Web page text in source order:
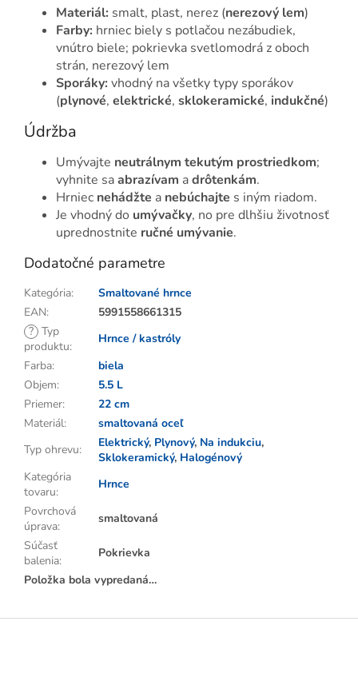
Materiál: smalt, plast, nerez (nerezový lem)
Farby: hrniec biely s potlačou nezábudiek,
vnútro biele; pokrievka svetlomodrá z oboch
strán, nerezový lem
Sporáky: vhodný na všetky typy sporákov
(plynové, elektrické, sklokeramické, indukčné)
Údržba
Umývajte neutrálnym tekutým prostriedkom;
vyhnite saabrazívam adrôtenkám.
Hrniec nehádžte a nebúchajte s iným riadom.
Je vhodný do umývačky, no pre dlhšiu životnosť
uprednostnite ručné umývanie.
Dodatočné parametre
Kategória:
Smaltované hrnce
EAN:
5991558661315
? Typ
produktu:
Hrnce / kastróly
Farba:
biela
Objem:
5.5 L
Priemer:
22 cm
Materiál:
smaltovaná oceľ
Typ ohrevu: Elektrický, Plynový, Na indukciu,
Sklokeramický, Halogénový
Kategória
tovaru:
Hrnce
Povrchová
úprava:
smaltovaná
Súčasť
balenia:
Pokrievka
Položka bola vypredaná…
Z